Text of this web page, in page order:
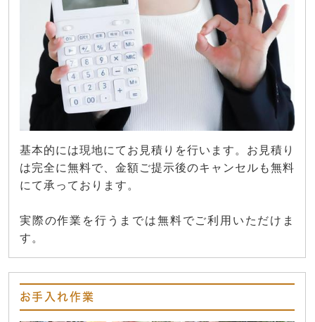
基本的には現地にてお見積りを行います。お見積り
は完全に無料で、金額ご提示後のキャンセルも無料
にて承っております。
実際の作業を行うまでは無料でご利用いただけま
す。
お手入れ作業